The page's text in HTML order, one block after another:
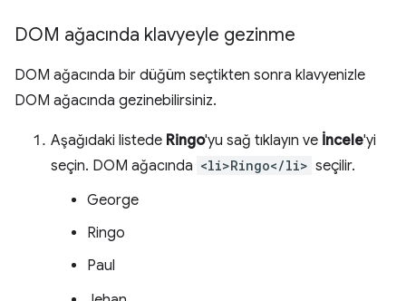
DOM ağacında klavyeyle gezinme
DOM ağacında bir düğüm seçtikten sonra klavyenizle
DOM ağacında gezinebilirsiniz.
Aşağıdaki listede Ringo'yu sağ tıklayın ve İncele'yi
seçin. DOM ağacında <li>Ringo</li> seçilir.
George
Ringo
Paul